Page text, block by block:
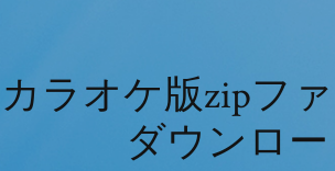
カラオケ版zipフ
ダウンロー